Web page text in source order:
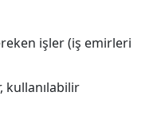
işler (iş emirleri
kullanılabilir